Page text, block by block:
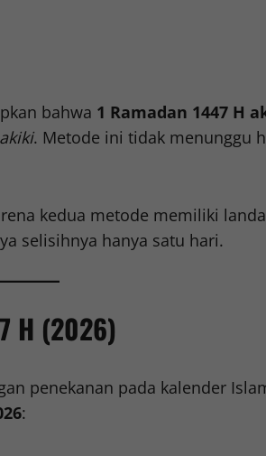
bahwa 1 Ramadan 1447 H
. Metode ini tidak menunggu
kedua metode memiliki
selisihnya hanya satu hari.
H (2026)
penekanan pada kalender
: